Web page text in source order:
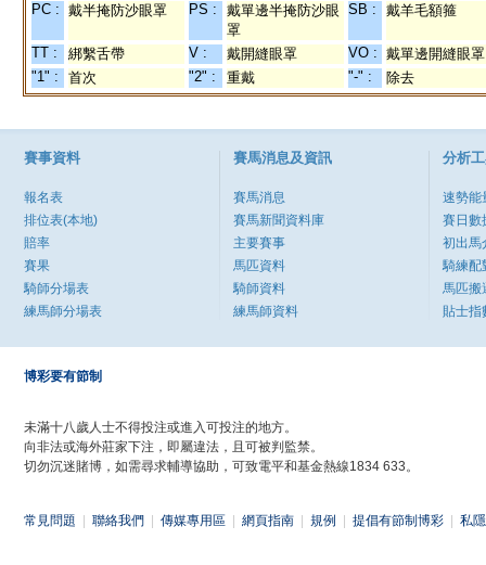
PC : 戴半掩防沙眼罩 PS :
戴單邊半掩防沙眼
罩
SB : 戴羊毛額箍
TT : 綁繫舌帶 V : 戴開縫眼罩 VO : 戴單邊開縫眼罩
"1" :
首次 "2" : 重戴 "-" : 除去
賽事資料
報名表
排位表(本地)
賠率
賽果
騎師分場表
練馬師分場表
賽馬消息及資訊
賽馬消息
賽馬新聞資料庫
主要賽事
馬匹資料
騎師資料
練馬師資料
分析
速勢能
賽日數
初出馬
騎練配
馬匹搬
貼士指
博彩要有節制
未滿十八歲人士不得投注或進入可投注的地方。
向非法或海外莊家下注，即屬違法，且可被判監禁。
切勿沉迷賭博，如需尋求輔導協助，可致電平和基金熱線1834 633。
常見問題 聯絡我們 傳媒專用區 網頁指南 規例 提倡有節制博彩 私